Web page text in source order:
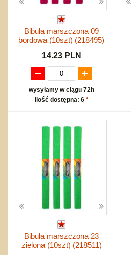
Bibuła marszczona 09
bordowa (10szt) (218495)
14.23 PLN
wysyłamy w ciągu 72h
ilość dostępna: 6 *
Bibuła marszczona 23
zielona (10szt) (218511)